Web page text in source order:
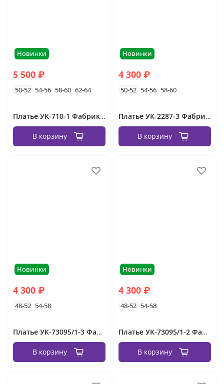
Новинки
5 500 ₽
50-52 54-56 58-60 62-64
Платье УК-710-1 Фабрика Моды
В корзину
Новинки
4 300 ₽
50-52 54-56 58-60
Платье УК-2287-3 Фабрика Моды
В корзину
Новинки
4 300 ₽
48-52 54-58
Платье УК-73095/1-3 Фабрика Моды
В корзину
Новинки
4 300 ₽
48-52 54-58
Платье УК-73095/1-2 Фабрика Моды
В корзину